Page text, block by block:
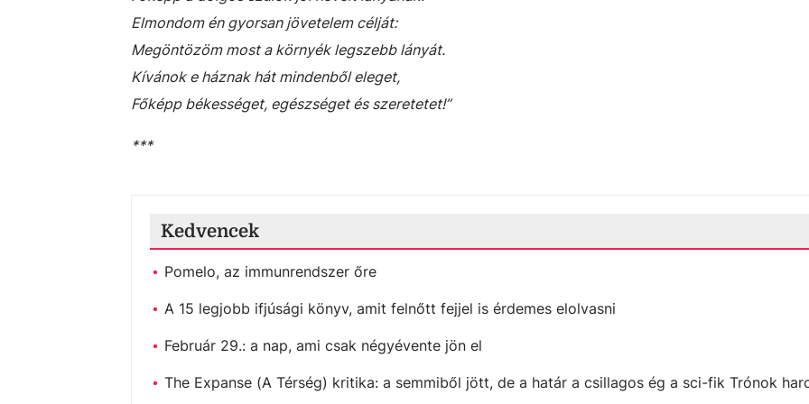
Elmondom én gyorsan jövetelem célját:
Megöntözöm most a környék legszebb lányát.
Kívánok e háznak hát mindenből eleget,
Főképp békességet, egészséget és szeretetet!”
***
Kedvencek
Pomelo, az immunrendszer őre
A 15 legjobb ifjúsági könyv, amit felnőtt fejjel is érdemes elolvasni
Február 29.: a nap, ami csak négyévente jön el
The Expanse (A Térség) kritika: a semmiből jött, de a határ a csillagos ég a sci-fik Trónok